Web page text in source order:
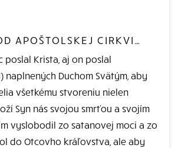
APOŠTOLSKEJ CIRKVI…
poslal Krista, aj on poslal
) naplnených Duchom Svätým, aby
všetkému stvoreniu nielen
Syn nás svojou smrťou a svojím
vyslobodil zo satanovej moci a zo
do Otcovho kráľovstva, ale aby